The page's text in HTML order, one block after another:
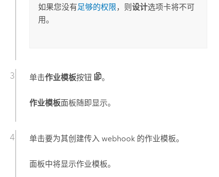
如果您没有足够的权限，则 设计选项卡将不可
用。
单击作业模板按钮 。
作业模板面板随即显示。
单击要为其创建传入 webhook 的作业模板。
面板中将显示作业模板。